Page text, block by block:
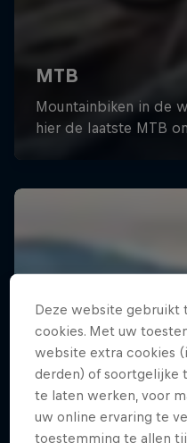
Deze website gebruikt
cookies. Met uw
website extra cookies
derden) of soortgelijke
te laten werken, voor
uw online ervaring te
toestemming te allen